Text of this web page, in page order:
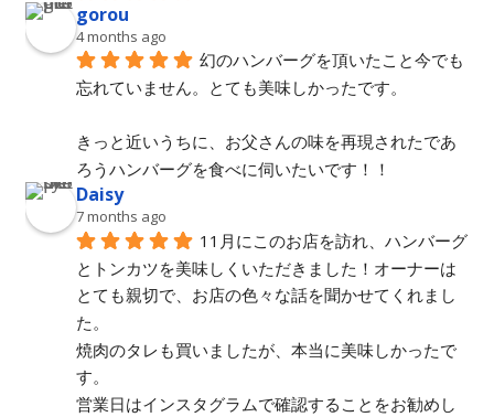
gorou
4 months ago
幻のハンバーグを頂いたこと今でも
忘れていません。とても美味しかったです。
きっと近いうちに、お父さんの味を再現されたであ
ろうハンバーグを食べに伺いたいです！！
Daisy
7 months ago
11月にこのお店を訪れ、ハンバーグ
とトンカツを美味しくいただきました！オーナーは
とても親切で、お店の色々な話を聞かせてくれまし
た。
焼肉のタレも買いましたが、本当に美味しかったで
す。
営業日はインスタグラムで確認することをお勧めし